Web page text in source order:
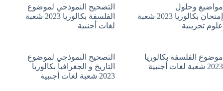
مواضيع وحلول
إمتحان بكالوريا 2023 شعبة
علوم تجريبية
التصحيح النموذجي لموضوع
الفلسفة بكالوريا 2023 شعبة
لغات أجنبية
موضوع الفلسفة بكالوريا
2023 شعبة لغات أجنبية
التصحيح النموذجي لموضوع
التاريخ و الجغرافيا بكالوريا
2023 شعبة لغات أجنبية